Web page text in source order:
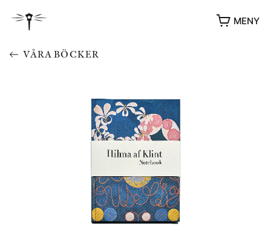
MENY
YUKIKO OCH PATRIK MÖTER
VÅRA BÖCKER